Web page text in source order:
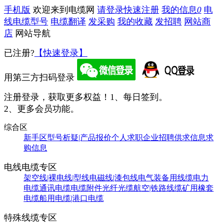
手机版 欢迎来到电缆网 请登录快速注册 我的信息0 电
线电缆型号 电缆翻译 发采购 我的收藏 发招聘 网站商
店 网站导航
已注册? 【快速登录】
用第三方扫码登录
注册登录，获取更多权益！ 1、每日签到。
2、更多会员功能。
综合区
新手区型号析疑|产品报价个人求职企业招聘供求信息求
购信息
电线电缆专区
架空线|裸电线|型线电磁线|漆包线电气装备用线缆电力
电缆通讯电缆电缆附件光纤光缆航空|铁路线缆矿用橡套
电缆船用电缆|港口电缆
特殊线缆专区